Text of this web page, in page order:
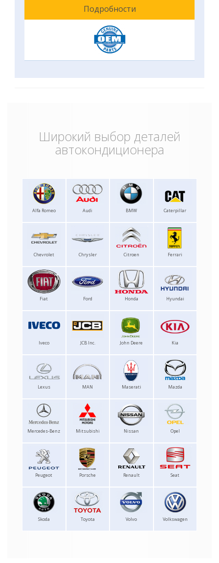
Подробности
Широкий выбор деталей
автокондиционера
Alfa Romeo Audi BMW Caterpillar
Chevrolet Chrysler Citroen Ferrari
Fiat Ford Honda Hyundai
Iveco JCB Inc. John Deere Kia
Lexus MAN Maserati Mazda
Mercedes-Benz Mitsubishi Nissan Opel
Peugeot Porsche Renault Seat
Skoda Toyota Volvo Volkswagen